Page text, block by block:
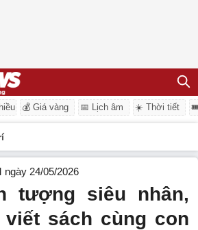
💰 Giá vàng 📅 Lịch âm ☀️ Thời tiết
ngày 24/05/2026
tượng siêu nhân,
sách cùng con